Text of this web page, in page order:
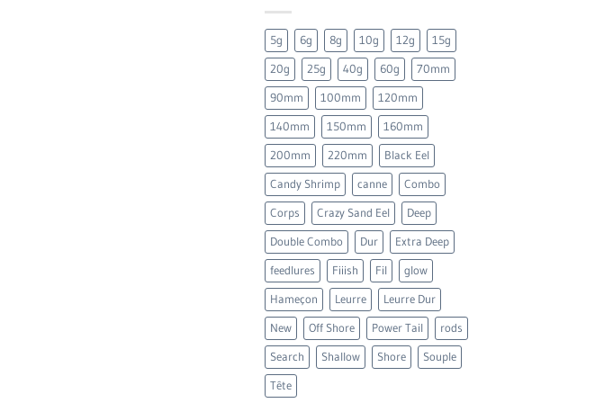
5g 6g 8g 10g 12g 15g
20g 25g 40g 60g 70mm
90mm 100mm 120mm
140mm 150mm 160mm
200mm 220mm Black Eel
Candy Shrimp canne Combo
Corps Crazy Sand Eel Deep
Double Combo Dur Extra Deep
feedlures Fiiish Fil glow
Hameçon Leurre Leurre Dur
New Off Shore Power Tail rods
Search Shallow Shore Souple
Tête